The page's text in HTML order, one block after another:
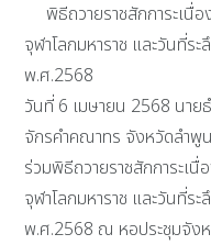
พิธีถวายราชสักการะเนื่
จุฬาโลกมหาราช และวันที่ร
พ.ศ.2568
วันที่ 6 เมษายน 2568 นาย
จักรคำคณาทร จังหวัดลำพู
ร่วมพิธีถวายราชสักการะเ
จุฬาโลกมหาราช และวันที่ร
พ.ศ.2568 ณ หอประชุมจัง